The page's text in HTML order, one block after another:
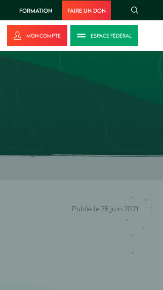
FORMATION FAIRE UN DON
MON COMPTE ESPACE FÉDÉRAL
Publié le 25 juin 2021